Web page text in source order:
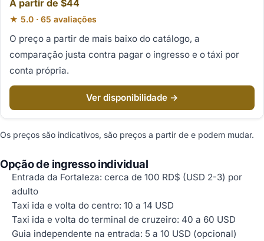
A partir de $44
★ 5.0 · 65 avaliações
O preço a partir de mais baixo do catálogo, a
comparação justa contra pagar o ingresso e o táxi por
conta própria.
Ver disponibilidade →
Os preços são indicativos, são preços a partir de e podem mudar.
Opção de ingresso individual
Entrada da Fortaleza: cerca de 100 RD$ (USD 2-3) por
adulto
Taxi ida e volta do centro: 10 a 14 USD
Taxi ida e volta do terminal de cruzeiro: 40 a 60 USD
Guia independente na entrada: 5 a 10 USD (opcional)